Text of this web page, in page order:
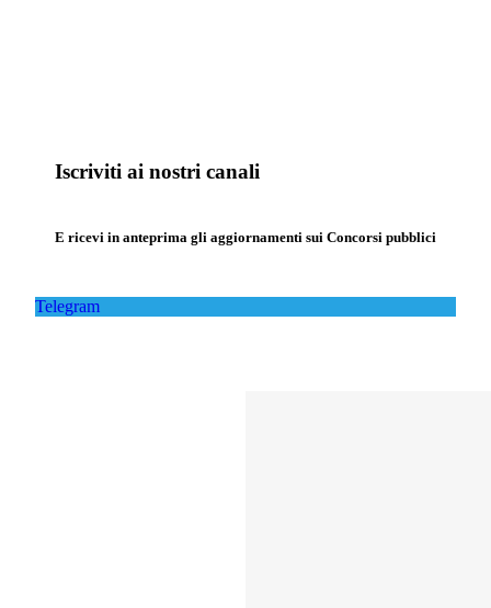
Iscriviti ai nostri canali
E ricevi in anteprima gli aggiornamenti sui Concorsi pubblici
Telegram